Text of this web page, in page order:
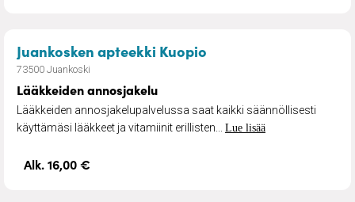
Juankosken apteekki Kuopio
73500 Juankoski
Lääkkeiden annosjakelu
Lääkkeiden annosjakelupalvelussa saat kaikki säännöllisesti
käyttämäsi lääkkeet ja vitamiinit erillisten... Lue lisää
Alk. 16,00 €